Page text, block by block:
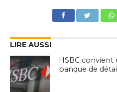
LIRE AUSSI
HSBC convient
banque de